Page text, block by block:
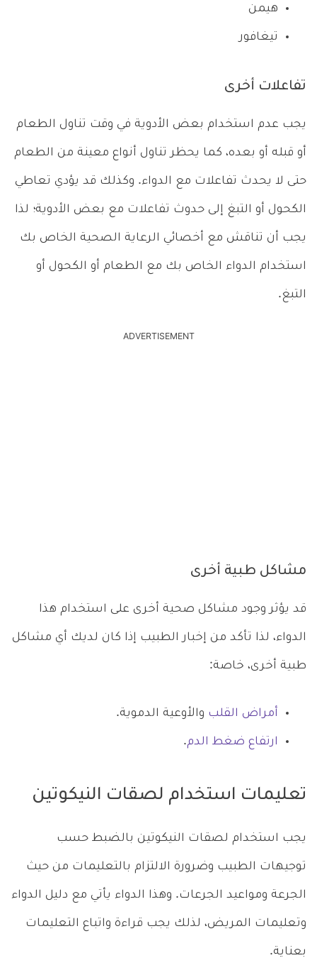
هيمن
تيغافور
تفاعلات أخرى
يجب عدم استخدام بعض الأدوية في وقت تناول الطعام
أو قبله أو بعده، كما يحظر تناول أنواع معينة من الطعام
حتى لا يحدث تفاعلات مع الدواء. وكذلك قد يؤدي تعاطي
الكحول أو التبغ إلى حدوث تفاعلات مع بعض الأدوية؛ لذا
يجب أن تناقش مع أخصائي الرعاية الصحية الخاص بك
استخدام الدواء الخاص بك مع الطعام أو الكحول أو
التبغ.
ADVERTISEMENT
مشاكل طبية أخرى
قد يؤثر وجود مشاكل صحية أخرى على استخدام هذا
الدواء، لذا تأكد من إخبار الطبيب إذا كان لديك أي مشاكل
طبية أخرى، خاصة:
أمراض القلب والأوعية الدموية.
ارتفاع ضغط الدم.
تعليمات استخدام لصقات النيكوتين
يجب استخدام لصقات النيكوتين بالضبط حسب
توجيهات الطبيب وضرورة الالتزام بالتعليمات من حيث
الجرعة ومواعيد الجرعات. وهذا الدواء يأتي مع دليل الدواء
وتعليمات المريض، لذلك يجب قراءة واتباع التعليمات
بعناية.